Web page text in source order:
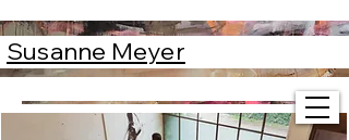
Susanne Meyer